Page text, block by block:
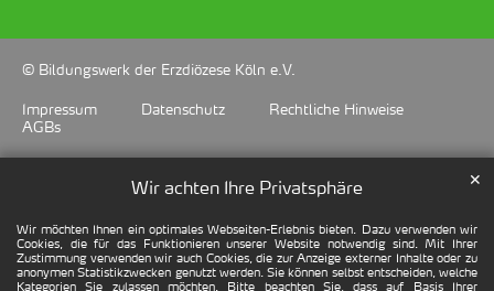
Wir achten Ihre Privatsphäre
Wir möchten Ihnen ein optimales Webseiten-Erlebnis bieten. Dazu verwenden wir
Cookies, die für das Funktionieren unserer Website notwendig sind. Mit Ihrer
Zustimmung verwenden wir auch Cookies, die zur Anzeige externer Inhalte oder zu
anonymen Statistikzwecken genutzt werden. Sie können selbst entscheiden, welche
Kategorien Sie zulassen möchten. Bitte beachten Sie, dass auf Basis Ihrer
✕
© Bildungswerk der Erzdiözese Köln e.V.
Impressum
Datenschutz
Rechtliche Hinweise
AGBs